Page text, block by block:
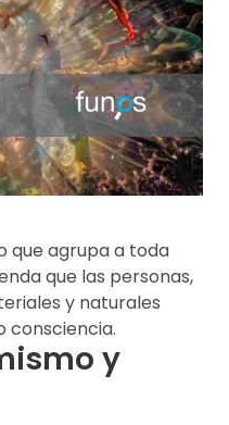
que agrupa a toda
que las personas,
y naturales
consciencia.
y